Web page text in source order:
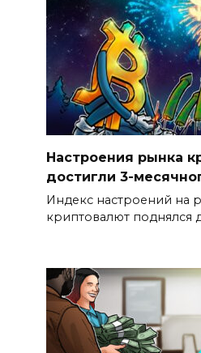
Настроения рынка
достигли 3-
Индекс настроений на
криптовалют поднялся